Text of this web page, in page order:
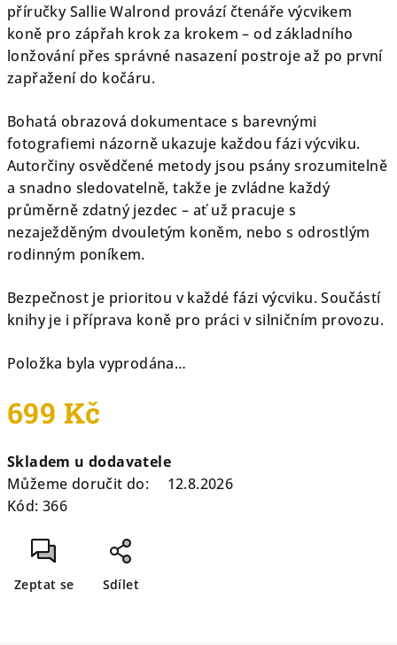
příručky Sallie Walrond provází čtenáře výcvikem
koně pro zápřah krok za krokem – od základního
lonžování přes správné nasazení postroje až po první
zapřažení do kočáru.
Bohatá obrazová dokumentace s barevnými
fotografiemi názorně ukazuje každou fázi výcviku.
Autorčiny osvědčené metody jsou psány srozumitelně
a snadno sledovatelně, takže je zvládne každý
průměrně zdatný jezdec – ať už pracuje s
nezaježděným dvouletým koněm, nebo s odrostlým
rodinným poníkem.
Bezpečnost je prioritou v každé fázi výcviku. Součástí
knihy je i příprava koně pro práci v silničním provozu.
Položka byla vyprodána…
699 Kč
cena:
Skladem u dodavatele
Můžeme doručit do:
12.8.2026
Kód: 366
Zeptat se Sdílet